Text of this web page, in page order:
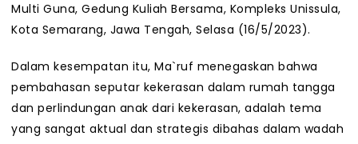
Multi Guna, Gedung Kuliah Bersama, Kompleks Unissula,
Kota Semarang, Jawa Tengah, Selasa (16/5/2023).
Dalam kesempatan itu, Ma`ruf menegaskan bahwa
pembahasan seputar kekerasan dalam rumah tangga
dan perlindungan anak dari kekerasan, adalah tema
yang sangat aktual dan strategis dibahas dalam wadah